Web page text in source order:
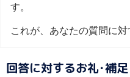
す。
これが、あなたの質問に対
回答に対するお礼･補足